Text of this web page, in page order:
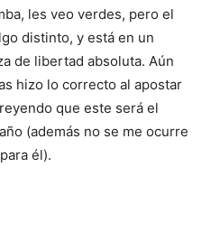
les veo verdes, pero el
distinto, y está en un
de libertad absoluta. Aún
hizo lo correcto al apostar
que este será el
(además no se me ocurre
él).